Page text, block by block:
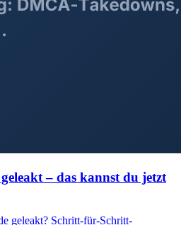
– das kannst du jetzt
geleakt? Schritt-für-Schritt-